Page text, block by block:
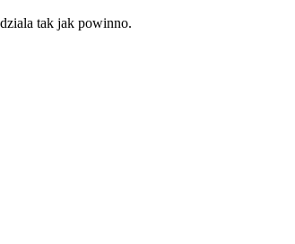
tak jak powinno.